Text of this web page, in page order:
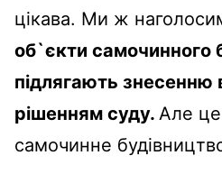
цікава. Ми ж
об`єкти самочинного
підлягають знесенню
рішенням суду. Але
самочинне